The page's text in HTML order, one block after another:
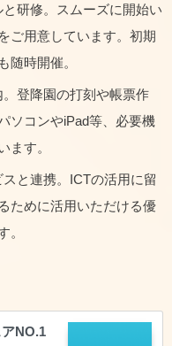
研修。スムーズに開始い
ご用意しています。初期
随時開催。
登降園の打刻や帳票作
ソコンやiPad等、必要機
ます。
と連携。ICTの活用に留
ために活用いただける優
。
NO.1